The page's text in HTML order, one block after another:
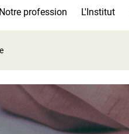
Notre profession L'Institut